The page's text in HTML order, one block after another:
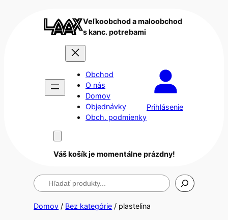
Veľkoobchod a maloobchod
s kanc. potrebami
Obchod
O nás
Domov
Objednávky
Obch. podmienky
Prihlásenie
Váš košík je momentálne prázdny!
Hľadanie
Domov / Bez kategórie / plastelina